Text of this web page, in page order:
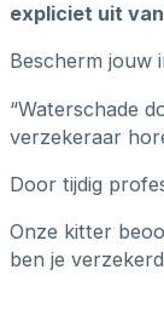
expliciet uit
Bescherm jouw
“Waterschade
verzekeraar
Door tijdig
Onze kitter
ben je